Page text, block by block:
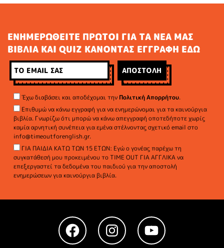
ΕΝΗΜΕΡΩΘΕΙΤΕ ΠΡΩΤΟΙ ΓΙΑ ΤΑ ΝΕΑ ΜΑΣ
ΒΙΒΛΙΑ ΚΑΙ QUIZ ΚΑΝΟΝΤΑΣ ΕΓΓΡΑΦΗ ΕΔΩ
Έχω διαβάσει και αποδέχομαι την Πολιτική Απορρήτου.
Επιθυμώ να κάνω εγγραφή για να ενημερώνομαι για τα καινούργια
βιβλία. Γνωρίζω ότι μπορώ να κάνω απεγγραφή οποτεδήποτε χωρίς
καμία αρνητική συνέπεια για εμένα στέλνοντας σχετικό email στο
info@timeoutforenglish.gr.
ΓΙΑ ΠΑΙΔΙΑ ΚΑΤΩ ΤΩΝ 15 ΕΤΩΝ: Εγώ ο γονέας παρέχω τη
συγκατάθεσή μου προκειμένου το TIME OUT ΓΙΑ ΑΓΓΛΙΚΑ να
επεξεργαστεί τα δεδομένα του παιδιού για την αποστολή
ενημερώσεων για καινούργια βιβλία.
Facebook Instagram YouTube